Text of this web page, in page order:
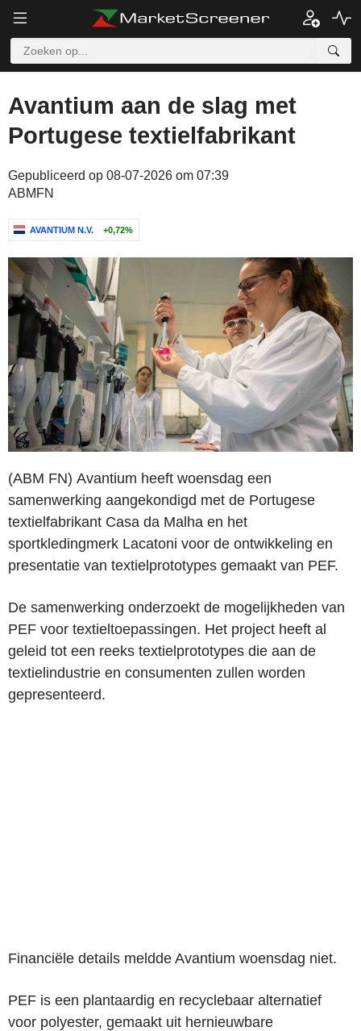
Avantium aan de slag met
Portugese textielfabrikant
Gepubliceerd op 08-07-2026 om 07:39
ABMFN
AVANTIUM N.V. +0,72%
(ABM FN) Avantium heeft woensdag een
samenwerking aangekondigd met de Portugese
textielfabrikant Casa da Malha en het
sportkledingmerk Lacatoni voor de ontwikkeling en
presentatie van textielprototypes gemaakt van PEF.
De samenwerking onderzoekt de mogelijkheden van
PEF voor textieltoepassingen. Het project heeft al
geleid tot een reeks textielprototypes die aan de
textielindustrie en consumenten zullen worden
gepresenteerd.
Financiële details meldde Avantium woensdag niet.
PEF is een plantaardig en recyclebaar alternatief
voor polyester, gemaakt uit hernieuwbare